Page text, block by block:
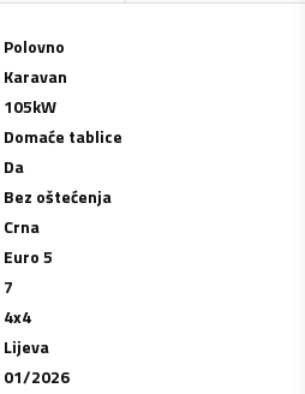
Polovno
Karavan
105kW
Domaće tablice
Da
Bez oštećenja
Crna
Euro 5
7
4x4
Lijeva
01/2026